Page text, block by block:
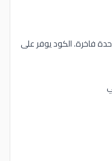
واحدة فاخرة. الكود يوفر على